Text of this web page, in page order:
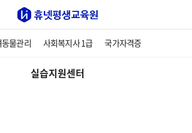
동물관리 사회복지사 1급 국가자격증
실습지원센터